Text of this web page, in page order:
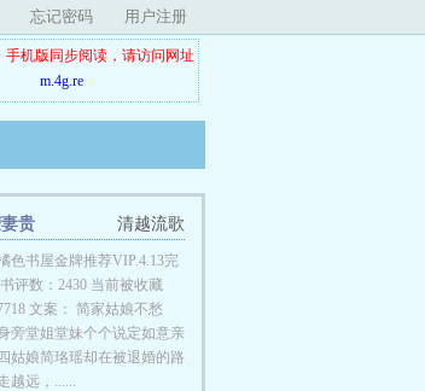
忘记密码 用户注册
手机版同步阅读，请访问网址
m.4g.re
清越流歌
贵
色书屋金牌推荐VIP.4.13完
评数：2430 当前被收藏
文案： 简家姑娘不愁
旁堂姐堂妹个个说定如意亲
姑娘简珞瑶却在被退婚的路
越远，......